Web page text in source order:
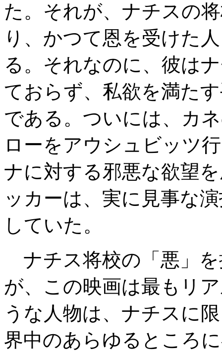
た。それが、ナチスの
り、かつて恩を受けた
る。それなのに、彼は
ておらず、私欲を満た
である。ついには、カ
ローをアウシュビッツ
ナに対する邪悪な欲望
ッカーは、実に見事な
していた。
ナチス将校の「悪」
が、この映画は最もリ
うな人物は、ナチスに
界中のあらゆるところ